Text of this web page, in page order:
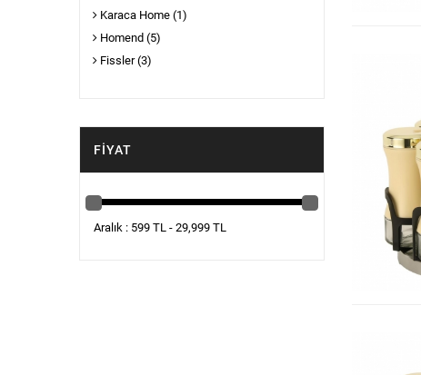
Karaca Home (1)
Homend (5)
Fissler (3)
FIYAT
Aralık : 599 TL - 29,999 TL